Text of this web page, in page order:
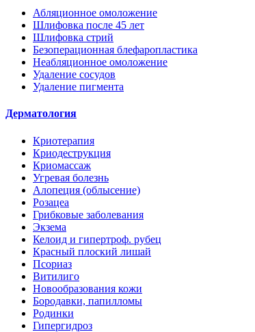
Абляционное омоложение
Шлифовка после 45 лет
Шлифовка стрий
Безоперационная блефаропластика
Неабляционное омоложение
Удаление сосудов
Удаление пигмента
Дерматология
Криотерапия
Криодеструкция
Криомассаж
Угревая болезнь
Алопеция (облысение)
Розацеа
Грибковые заболевания
Экзема
Келоид и гипертроф. рубец
Красный плоский лишай
Псориаз
Витилиго
Новообразования кожи
Бородавки, папилломы
Родинки
Гипергидроз